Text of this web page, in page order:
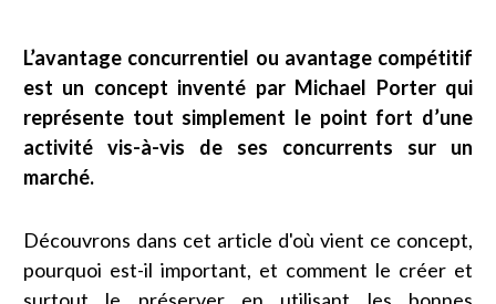
L’avantage concurrentiel ou avantage compétitif
est un concept inventé par Michael Porter qui
représente tout simplement le point fort d’une
activité vis-à-vis de ses concurrents sur un
marché.
Découvrons dans cet article d'où vient ce concept,
pourquoi est-il important, et comment le créer et